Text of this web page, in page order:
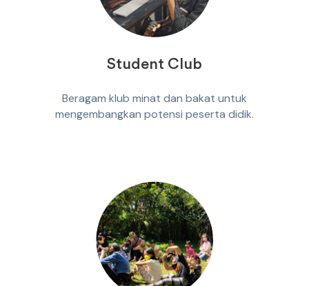
Student Club
Beragam klub minat dan bakat untuk
mengembangkan potensi peserta didik.